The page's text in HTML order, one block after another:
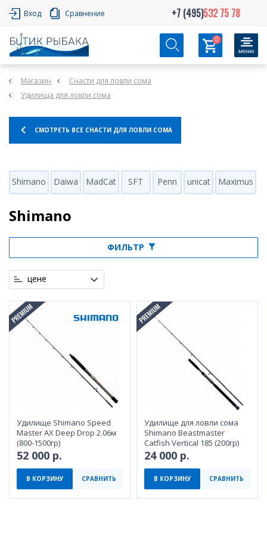
Вход Сравнение +7 (495)532 75 78
0
Магазин
Снасти для ловли сома
Удилища для ловли сома
СМОТРЕТЬ ВСЕ СНАСТИ ДЛЯ ЛОВЛИ СОМА
Shimano Daiwa MadCat SFT Penn unicat Maximus
Shimano
ФИЛЬТР
цене
Удилище Shimano Speed
Master AX Deep Drop 2.06м
(800-1500гр)
52 000 р.
В КОРЗИНУ СРАВНИТЬ
Удилище для ловли сома
Shimano Beastmaster
Catfish Vertical 185 (200гр)
24 000 р.
В КОРЗИНУ СРАВНИТЬ